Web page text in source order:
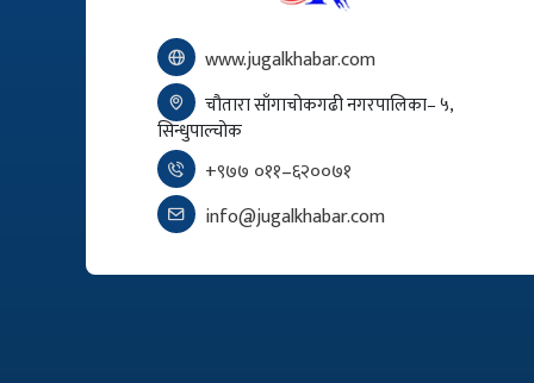
www.jugalkhabar.com
चौतारा साँगाचोकगढी नगरपालिका– ५,
सिन्धुपाल्चोक
+९७७ ०११–६२००७१
info@jugalkhabar.com